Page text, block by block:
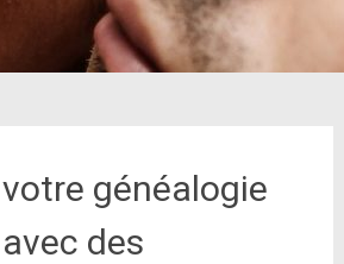
généalogie
des